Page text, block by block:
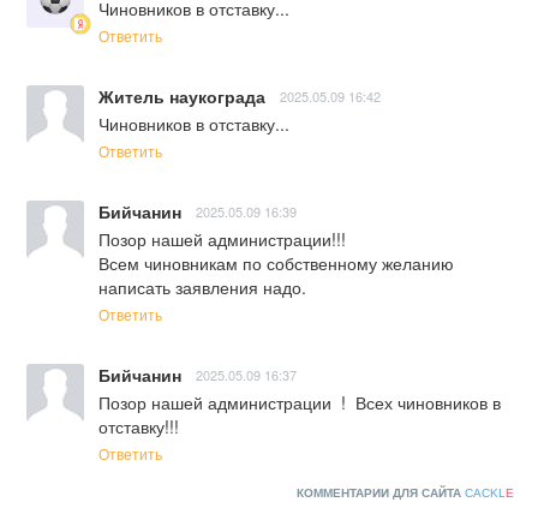
Чиновников в отставку...
Ответить
Житель наукограда 2025.05.09 16:42
Чиновников в отставку...
Ответить
Бийчанин 2025.05.09 16:39
Позор нашей администрации!!!
Всем чиновникам по собственному желанию
написать заявления надо.
Ответить
Бийчанин 2025.05.09 16:37
Позор нашей администрации  !  Всех чиновников в
отставку!!!
Ответить
КОММЕНТАРИИ ДЛЯ САЙТА CACKL E